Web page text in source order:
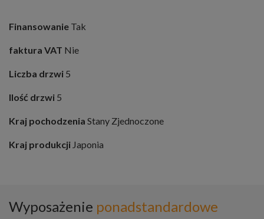
Finansowanie Tak
faktura VAT Nie
Liczba drzwi 5
Ilość drzwi 5
Kraj pochodzenia Stany Zjednoczone
Kraj produkcji Japonia
Wyposażenie ponadstandardowe